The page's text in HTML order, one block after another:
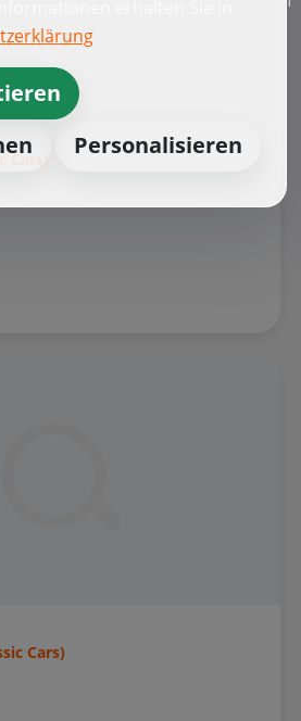
Cars)
Cars)
Personalisieren